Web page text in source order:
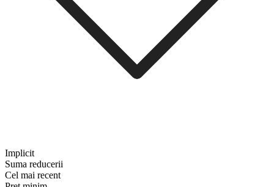
Implicit
Suma reducerii
Cel mai recent